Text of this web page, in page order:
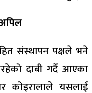
संस्थापन पक्षले भने
दाबी गर्दै आएका
यसलाई